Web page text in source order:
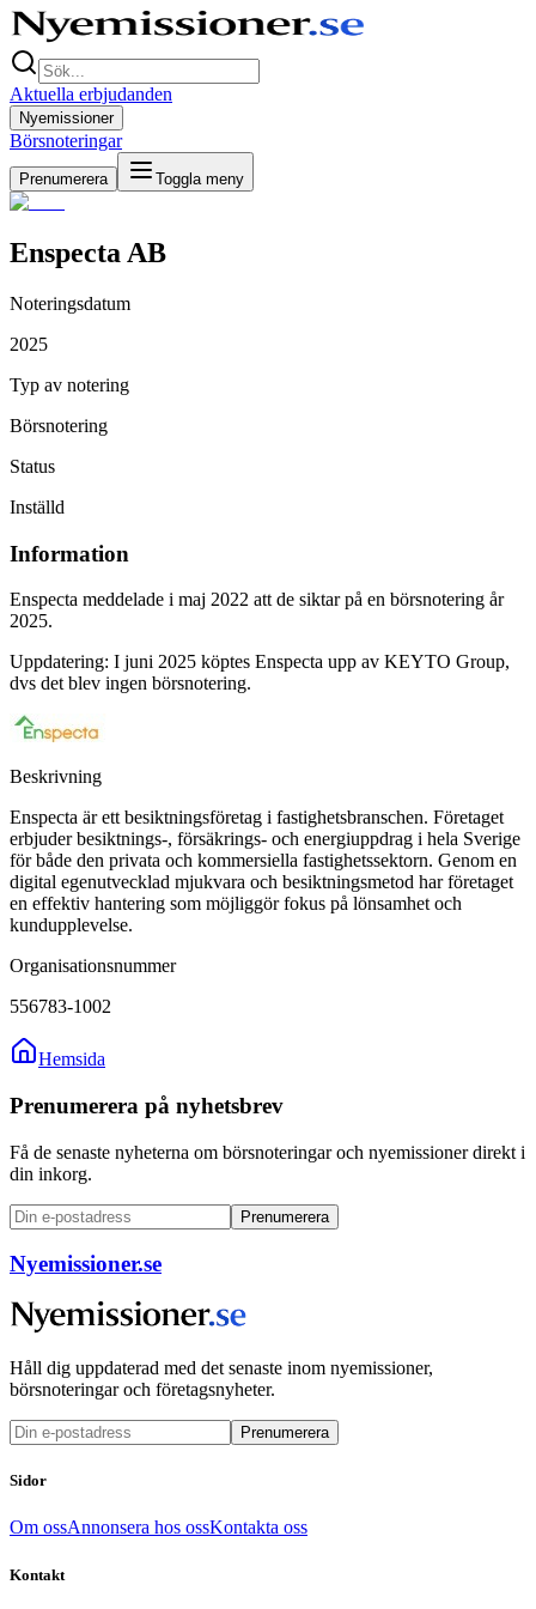
Aktuella erbjudanden
Nyemissioner
Börsnoteringar
Prenumerera Toggla meny
Enspecta AB
Noteringsdatum
2025
Typ av notering
Börsnotering
Status
Inställd
Information
Enspecta meddelade i maj 2022 att de siktar på en börsnotering år
2025.
Uppdatering: I juni 2025 köptes Enspecta upp av KEYTO Group,
dvs det blev ingen börsnotering.
Beskrivning
Enspecta är ett besiktningsföretag i fastighetsbranschen. Företaget
erbjuder besiktnings-, försäkrings- och energiuppdrag i hela Sverige
för både den privata och kommersiella fastighetssektorn. Genom en
digital egenutvecklad mjukvara och besiktningsmetod har företaget
en effektiv hantering som möjliggör fokus på lönsamhet och
kundupplevelse.
Organisationsnummer
556783-1002
Hemsida
Prenumerera på nyhetsbrev
Få de senaste nyheterna om börsnoteringar och nyemissioner direkt i
din inkorg.
Prenumerera
Nyemissioner.se
Håll dig uppdaterad med det senaste inom nyemissioner,
börsnoteringar och företagsnyheter.
Prenumerera
Sidor
Om ossAnnonsera hos ossKontakta oss
Kontakt